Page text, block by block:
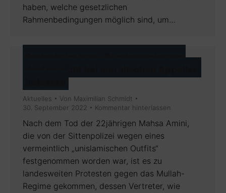
haben, welche gesetzlichen
Rahmenbedingungen möglich sind, um…
Aktuelles Von Maximilian Schmidt
30. September 2022
Kommentar hinterlassen
Nach dem Tod der 22jährigen Mahsa Amini,
die von der Sittenpolizei wegen eines
vermeintlich „unislamischen Outfits“
festgenommen worden war, ist es zu
landesweiten Protesten gegen das Mullah-
Regime gekommen, dessen Vertreter, wie